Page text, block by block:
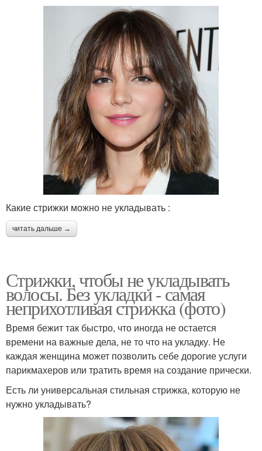
Какие стрижки можно не укладывать :
читать дальше →
Стрижки, чтобы не укладывать
волосы. Без укладки - самая
неприхотливая стрижка (фото)
Время бежит так быстро, что иногда не остается
времени на важные дела, не то что на укладку. Не
каждая женщина может позволить себе дорогие услуги
парикмахеров или тратить время на создание прически.
Есть ли универсальная стильная стрижка, которую не
нужно укладывать?